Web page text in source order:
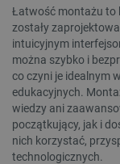
Łatwość montażu to
zostały
intuicyjnym
można szybko i
co czyni je idealnym
edukacyjnych.
wiedzy ani
początkujący, jak i
nich korzystać,
technologicznych.
__cf_bm